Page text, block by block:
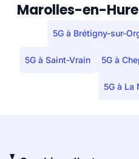
Marolles-en-
5G à Brétigny-sur-
5G à Saint-Vrain 5G à
5G à La